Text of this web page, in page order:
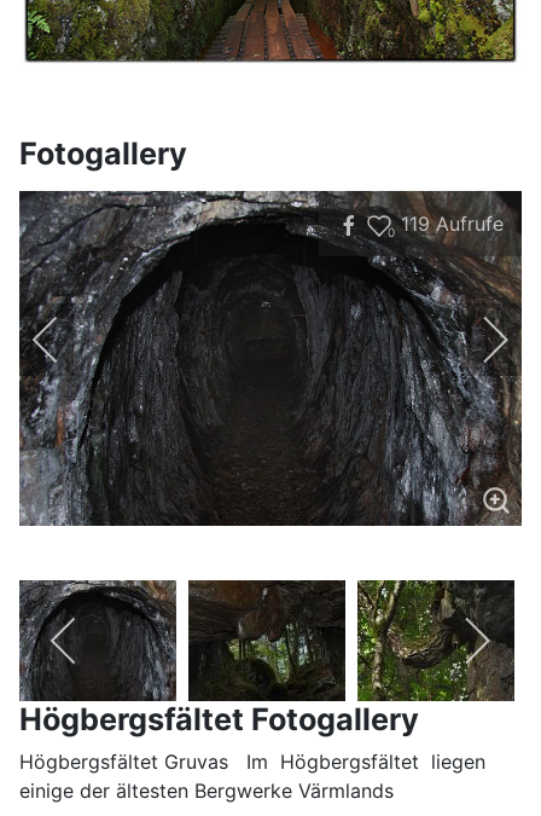
Fotogallery
0 119Aufrufe
Högbergsfältet Fotogallery
Högbergsfältet Gruvas Im Högbergsfältet liegen
einige der ältesten Bergwerke Värmlands